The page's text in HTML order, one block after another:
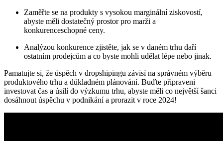
Zaměřte se na produkty s vysokou marginální ziskovostí,
abyste měli dostatečný prostor pro marži a
konkurenceschopné ceny.
Analýzou konkurence zjistěte, jak se v daném trhu daří
ostatním prodejcům a co byste mohli udělat lépe nebo jinak.
Pamatujte si, že úspěch v dropshipingu závisí na správném výběru
produktového trhu a důkladném plánování. Buďte připraveni
investovat čas a úsilí do výzkumu trhu, abyste měli co největší šanci
dosáhnout úspěchu v podnikání a prorazit v roce 2024!